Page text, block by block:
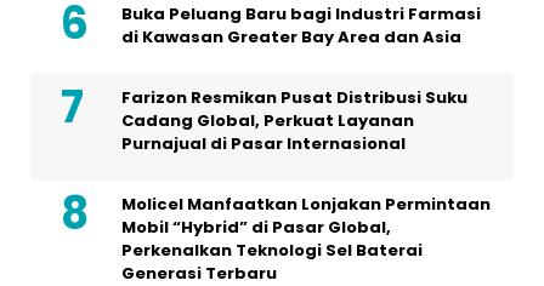
Buka Peluang Baru bagi Industri Farmasi
di Kawasan Greater Bay Area dan Asia
Farizon Resmikan Pusat Distribusi Suku
Cadang Global, Perkuat Layanan
Purnajual di Pasar Internasional
Molicel Manfaatkan Lonjakan Permintaan
Mobil “Hybrid” di Pasar Global,
Perkenalkan Teknologi Sel Baterai
Generasi Terbaru